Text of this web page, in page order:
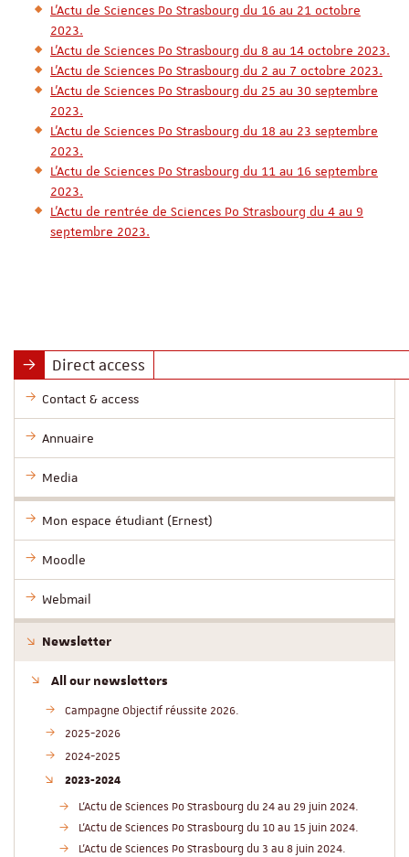
L'Actu de Sciences Po Strasbourg du 16 au 21 octobre
2023.
L'Actu de Sciences Po Strasbourg du 8 au 14 octobre 2023.
L'Actu de Sciences Po Strasbourg du 2 au 7 octobre 2023.
L'Actu de Sciences Po Strasbourg du 25 au 30 septembre
2023.
L'Actu de Sciences Po Strasbourg du 18 au 23 septembre
2023.
L'Actu de Sciences Po Strasbourg du 11 au 16 septembre
2023.
L'Actu de rentrée de Sciences Po Strasbourg du 4 au 9
septembre 2023.
Direct access
Contact & access
Annuaire
Media
Mon espace étudiant (Ernest)
Moodle
Webmail
Newsletter
All our newsletters
Campagne Objectif réussite 2026.
2025-2026
2024-2025
2023-2024
L'Actu de Sciences Po Strasbourg du 24 au 29 juin 2024.
L'Actu de Sciences Po Strasbourg du 10 au 15 juin 2024.
L'Actu de Sciences Po Strasbourg du 3 au 8 juin 2024.